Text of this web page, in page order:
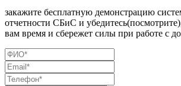
закажите бесплатную демонстрацию
отчетности СБиС и
вам время и сбережет силы при работе с